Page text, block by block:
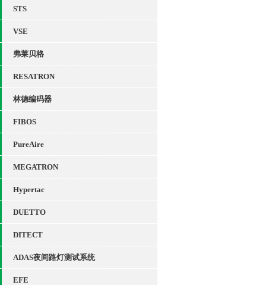
STS
VSE
弗莱贝格
RESATRON
林德编码器
FIBOS
PureAire
MEGATRON
Hypertac
DUETTO
DITECT
ADAS夜间路灯测试系统
EFE